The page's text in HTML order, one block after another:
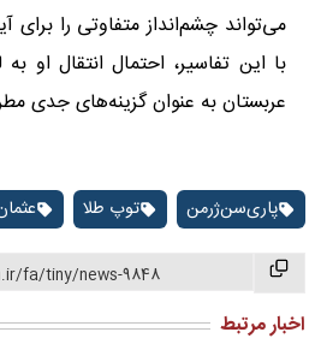
می‌تواند چشم‌انداز متفاوتی را برای
با این تفاسیر، احتمال انتقال او
عربستان به عنوان گزینه‌های جدی
پاری‌سن‌ژرمن توپ طلا
fa/tiny/news-9848
اخبار مرتبط